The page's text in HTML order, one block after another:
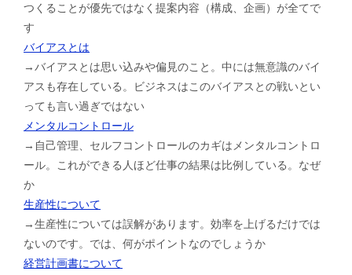
つくることが優先ではなく提案内容（構成、企画）が全てで
す
バイアスとは
→バイアスとは思い込みや偏見のこと。中には無意識のバイ
アスも存在している。ビジネスはこのバイアスとの戦いとい
っても言い過ぎではない
メンタルコントロール
→自己管理、セルフコントロールのカギはメンタルコントロ
ール。これができる人ほど仕事の結果は比例している。なぜ
か
生産性について
→生産性については誤解があります。効率を上げるだけでは
ないのです。では、何がポイントなのでしょうか
経営計画書について